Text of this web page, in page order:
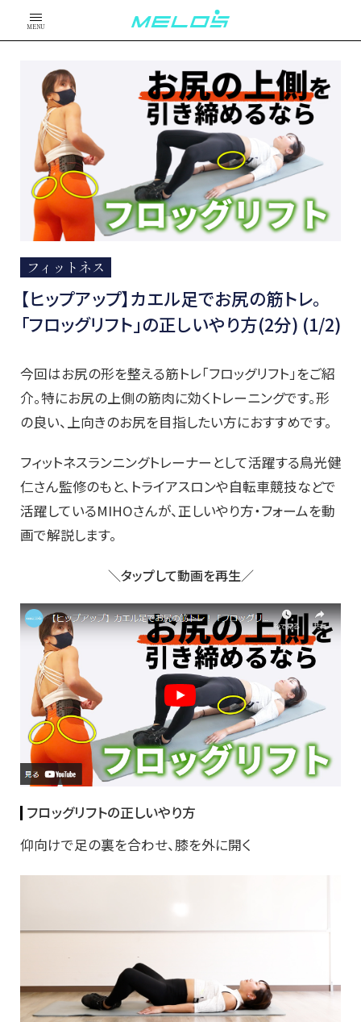
MENU
フィットネス
【ヒップアップ】カエル足でお尻の筋トレ。
「フロッグリフト」の正しいやり方(2分) (1/2)
今回はお尻の形を整える筋トレ「フロッグリフト」をご紹
介。特にお尻の上側の筋肉に効くトレーニングです。形
の良い、上向きのお尻を目指したい方におすすめです。
フィットネスランニングトレーナーとして活躍する鳥光健
仁さん監修のもと、トライアスロンや自転車競技などで
活躍しているMIHOさんが、正しいやり方・フォームを動
画で解説します。
＼タップして動画を再生／
フロッグリフトの正しいやり方
仰向けで足の裏を合わせ、膝を外に開く